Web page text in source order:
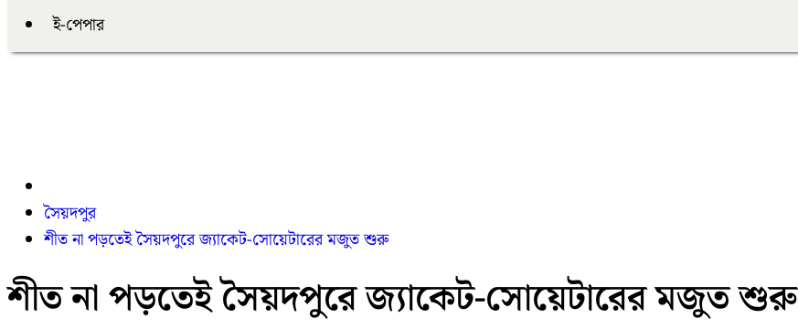
ই-পেপার
সৈয়দপুর
শীত না পড়তেই সৈয়দপুরে জ্যাকেট-সোয়েটারের মজুত শুরু
শীত না পড়তেই সৈয়দপুরে জ্যাকেট-সোয়েটারের মজুত শুরু